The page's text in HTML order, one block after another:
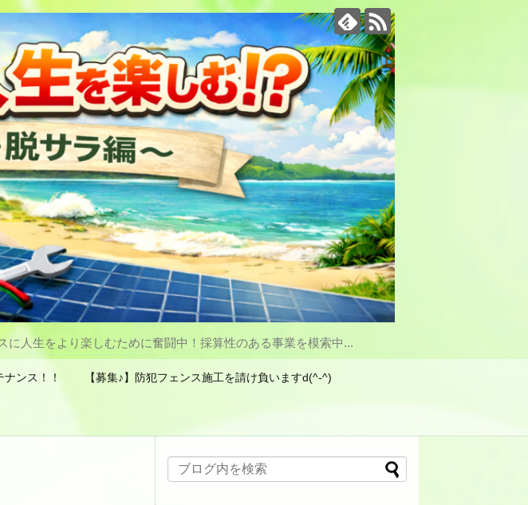
人生をより楽しむために奮闘中！採算性のある事業を模索中...
ナンス！！ 【募集♪】防犯フェンス施工を請け負いますd(^-^)